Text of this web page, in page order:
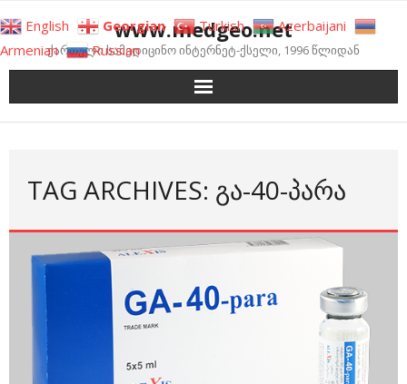
to
content
www.medgeo.net
ქართული სამედიცინო ინტერნეტ-ქსელი, 1996 წლიდან
TAG ARCHIVES: ᲒᲐ-40-ᲞᲐᲠᲐ
English Georgian Turkish
Azerbaijani
Armenian
Russian